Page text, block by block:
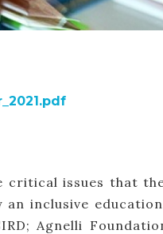
issues that
inclusive
Agnelli